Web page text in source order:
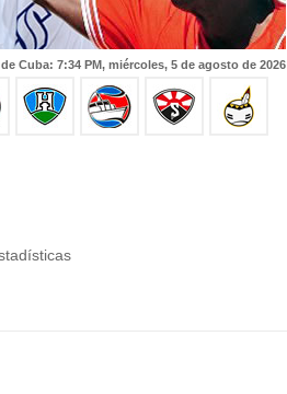
Cuba: 7:34 PM, miércoles, 5 de agosto de 2026